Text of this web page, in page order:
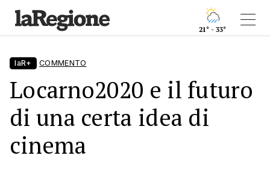
21° - 33°
laR+ COMMENTO
Locarno2020 e il futuro
di una certa idea di
cinema